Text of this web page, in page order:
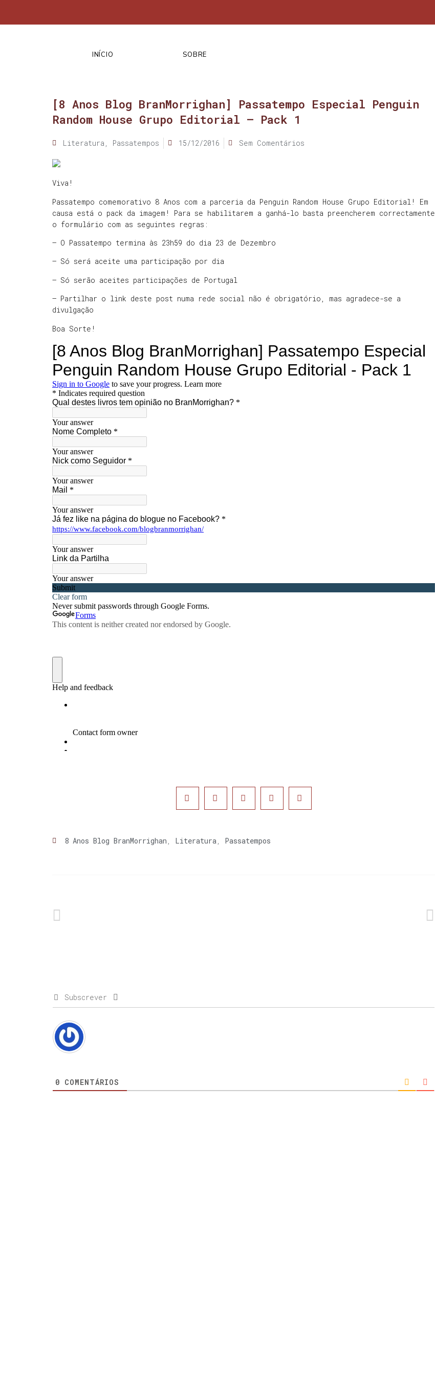
INÍCIO SOBRE
[8 Anos Blog BranMorrighan] Passatempo Especial Penguin
Random House Grupo Editorial – Pack 1
Literatura , Passatempos 15/12/2016 Sem Comentários
Viva!
Passatempo comemorativo 8 Anos com a parceria da Penguin Random House Grupo Editorial! Em
causa está o pack da imagem! Para se habilitarem a ganhá-lo basta preencherem correctamente
o formulário com as seguintes regras:
– O Passatempo termina às 23h59 do dia 23 de Dezembro
– Só será aceite uma participação por dia
– Só serão aceites participações de Portugal
– Partilhar o link deste post numa rede social não é obrigatório, mas agradece-se a
divulgação
Boa Sorte!
8 Anos Blog BranMorrighan , Literatura, Passatempos
Subscrever
0 COMENTÁRIOS